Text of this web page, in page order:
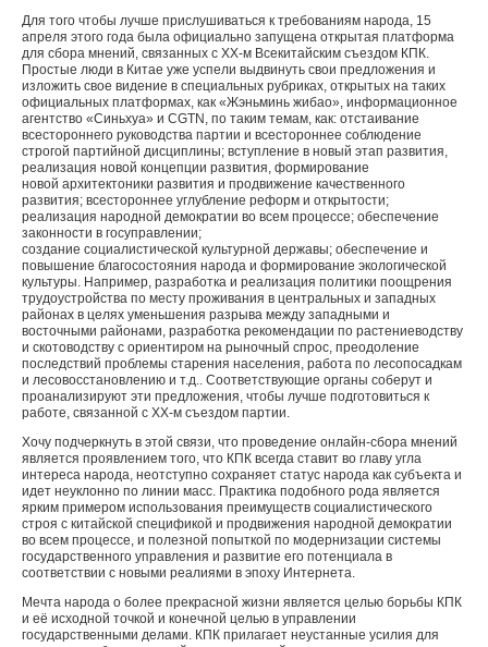
Для того чтобы лучше прислушиваться к требованиям народа, 15
апреля этого года была официально запущена открытая платформа
для сбора мнений, связанных с XX-м Всекитайским съездом КПК.
Простые люди в Китае уже успели выдвинуть свои предложения и
изложить свое видение в специальных рубриках, открытых на таких
официальных платформах, как «Жэньминь жибао», информационное
агентство «Синьхуа» и СGTN, по таким темам, как: отстаивание
всестороннего руководства партии и всестороннее соблюдение
строгой партийной дисциплины; вступление в новый этап развития,
реализация новой концепции развития, формирование
новой архитектоники развития и продвижение качественного
развития; всестороннее углубление реформ и открытости;
реализация народной демократии во всем процессе; обеспечение
законности в госуправлении;
создание социалистической культурной державы; обеспечение и
повышение благосостояния народа и формирование экологической
культуры. Например, разработка и реализация политики поощрения
трудоустройства по месту проживания в центральных и западных
районах в целях уменьшения разрыва между западными и
восточными районами, разработка рекомендации по растениеводству
и скотоводству с ориентиром на рыночный спрос, преодоление
последствий проблемы старения населения, работа по лесопосадкам
и лесовосстановлению и т.д.. Соответствующие органы соберут и
проанализируют эти предложения, чтобы лучше подготовиться к
работе, связанной с XX-м съездом партии.
Хочу подчеркнуть в этой связи, что проведение онлайн-сбора мнений
является проявлением того, что КПК всегда ставит во главу угла
интереса народа, неотступно сохраняет статус народа как субъекта и
идет неуклонно по линии масс. Практика подобного рода является
ярким примером использования преимуществ социалистического
строя с китайской спецификой и продвижения народной демократии
во всем процессе, и полезной попыткой по модернизации системы
государственного управления и развитие его потенциала в
соответствии с новыми реалиями в эпоху Интернета.
Мечта народа о более прекрасной жизни является целью борьбы КПК
и её исходной точкой и конечной целью в управлении
государственными делами. КПК прилагает неустанные усилия для